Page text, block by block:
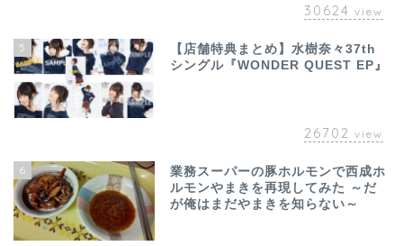
30624 view
5
【店舗特典まとめ】水樹奈々37th
シングル『WONDER QUEST EP』
26702 view
6
業務スーパーの豚ホルモンで西成ホ
ルモンやまきを再現してみた ～だ
が俺はまだやまきを知らない～